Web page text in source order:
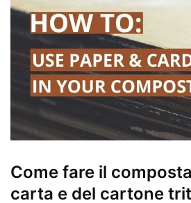
Come fare il
carta e del cartone